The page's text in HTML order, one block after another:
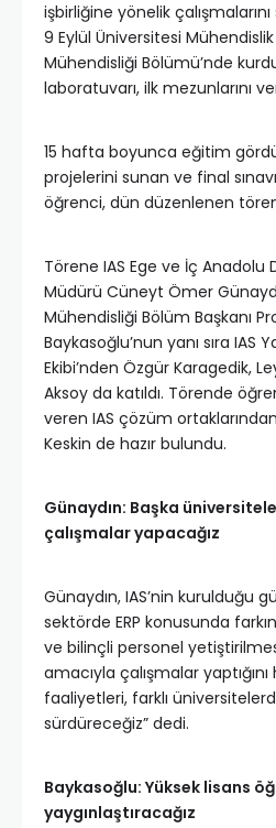
işbirliğine yönelik çalışmalarını
9 Eylül Üniversitesi
Mühendisliği Bölümü’nde
laboratuvarı, ilk mezunlarını
15 hafta boyunca eğitim
projelerini sunan ve final
öğrenci, dün düzenlenen
Törene IAS Ege ve İç Anadolu
Müdürü Cüneyt Ömer
Mühendisliği Bölüm Başkanı
Baykasoğlu’nun yanı sıra IAS
Ekibi’nden Özgür Karagedik,
Aksoy da katıldı. Törende
veren IAS çözüm
Keskin de hazır bulundu.
Günaydın: Başka
çalışmalar yapacağız
Günaydın, IAS’nin kurulduğu
sektörde ERP konusunda
ve bilinçli personel
amacıyla çalışmalar yaptığını
faaliyetleri, farklı
sürdüreceğiz” dedi.
Baykasoğlu: Yüksek lisans
yaygınlaştıracağız